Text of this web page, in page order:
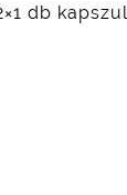
db